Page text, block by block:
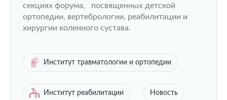
секциях форума, посвященных детской
ортопедии, вертебрологии, реабилитации и
хирургии коленного сустава.
Институт травматологии и ортопедии
Институт реабилитации Новость